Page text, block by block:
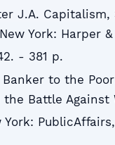
J.A. Capitalism,
York: Harper &
- 381 p.
Banker to the
Battle Against
York: